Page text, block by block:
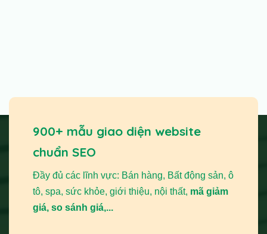
900+ mẫu giao diện website
chuẩn SEO
Đầy đủ các lĩnh vực: Bán hàng, Bất động sản, ô
tô, spa, sức khỏe, giới thiệu, nội thất, mã giảm
giá, so sánh giá,...